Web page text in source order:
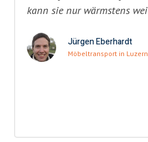
kann sie nur wärmstens
Jürgen Eberhardt
Möbeltransport in Luzern